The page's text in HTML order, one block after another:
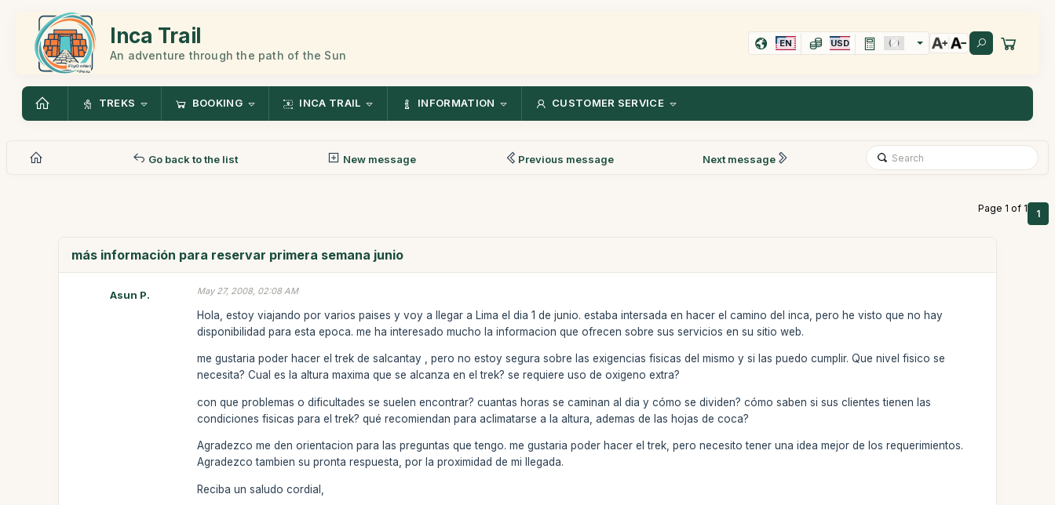
Inca Trail
An adventure through the path of the Sun
EN USD
TREKS BOOKING INCA TRAIL INFORMATION CUSTOMER SERVICE
Go back to the list New message Previous message Next message
Page 1 of 1 1
más información para reservar primera semana junio
Asun P. May 27, 2008, 02:08 AM
Hola, estoy viajando por varios paises y voy a llegar a Lima el dia 1 de junio. estaba intersada en hacer el camino del inca, pero he visto que no hay
disponibilidad para esta epoca. me ha interesado mucho la informacion que ofrecen sobre sus servicios en su sitio web.
me gustaria poder hacer el trek de salcantay , pero no estoy segura sobre las exigencias fisicas del mismo y si las puedo cumplir. Que nivel fisico se
necesita? Cual es la altura maxima que se alcanza en el trek? se requiere uso de oxigeno extra?
con que problemas o dificultades se suelen encontrar? cuantas horas se caminan al dia y cómo se dividen? cómo saben si sus clientes tienen las
condiciones fisicas para el trek? qué recomiendan para aclimatarse a la altura, ademas de las hojas de coca?
Agradezco me den orientacion para las preguntas que tengo. me gustaria poder hacer el trek, pero necesito tener una idea mejor de los requerimientos.
Agradezco tambien su pronta respuesta, por la proximidad de mi llegada.
Reciba un saludo cordial,